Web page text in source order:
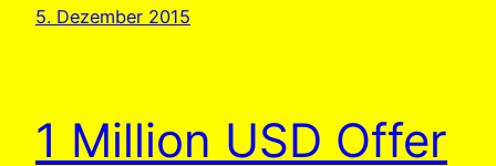
5. Dezember 2015
1 Million USD Offer